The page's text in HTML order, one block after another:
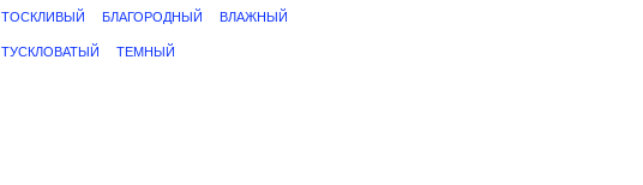
ТОСКЛИВЫЙ БЛАГОРОДНЫЙ ВЛАЖНЫЙ
ТУСКЛОВАТЫЙ ТЕМНЫЙ